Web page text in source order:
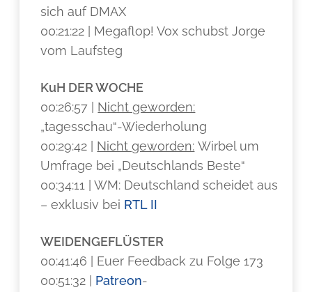
sich auf DMAX
00:21:22 | Megaflop! Vox schubst Jorge
vom Laufsteg
KuH DER WOCHE
00:26:57 | Nicht geworden:
„tagesschau“-Wiederholung
00:29:42 | Nicht geworden: Wirbel um
Umfrage bei „Deutschlands Beste“
00:34:11 | WM: Deutschland scheidet aus
– exklusiv bei RTL II
WEIDENGEFLÜSTER
00:41:46 | Euer Feedback zu Folge 173
00:51:32 | Patreon-